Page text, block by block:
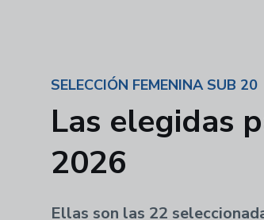
SELECCIÓN FEMENINA SUB 20
Las elegidas
2026
Ellas son las 22